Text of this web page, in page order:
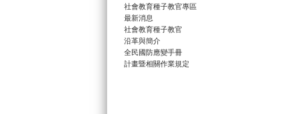
社會教育種子教官專區
最新消息
社會教育種子教官
沿革與簡介
全民國防應變手冊
計畫暨相關作業規定